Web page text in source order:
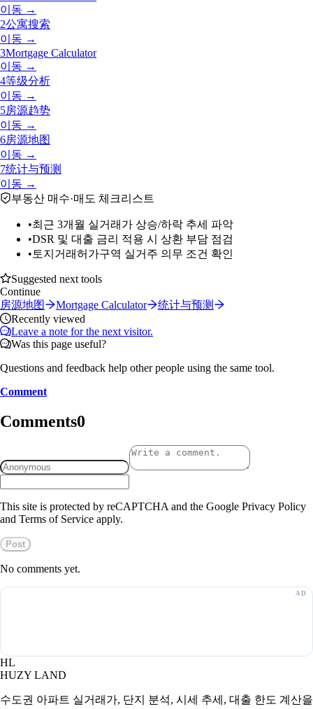
이동 →
2公寓搜索
이동 →
3Mortgage Calculator
이동 →
4等级分析
이동 →
5房源趋势
이동 →
6房源地图
이동 →
7统计与预测
이동 →
부동산 매수·매도 체크리스트
•최근 3개월 실거래가 상승/하락 추세 파악
•DSR 및 대출 금리 적용 시 상환 부담 점검
• 토지거래허가구역 실거주 의무 조건 확인
Suggested next tools
Continue
房源地图
Mortgage Calculator
统计与预测
Recently viewed
Leave a note for the next visitor.
Was this page useful?
Questions and feedback help other people using the same tool.
Comment
Comments0
This site is protected by reCAPTCHA and the Google Privacy Policy
and Terms of Service apply.
Post
No comments yet.
HL
HUZY LAND
수도권 아파트 실거래가, 단지 분석, 시세 추세, 대출 한도 계산을